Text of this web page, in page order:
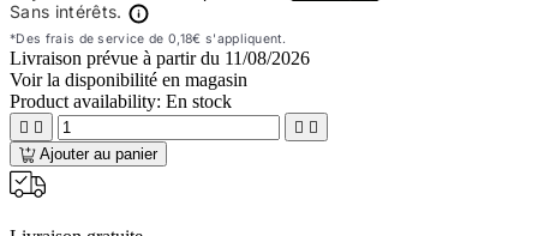
Livraison prévue à partir du 11/08/2026
Voir la disponibilité en magasin
Product availability: En stock
   
Ajouter au panier